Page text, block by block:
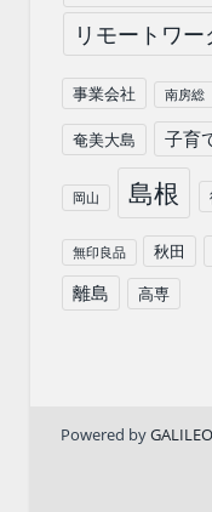
リモートワー
事業会社 南房総
奄美大島 子育
岡山 島根
無印良品 秋田
離島 高専
Powered by